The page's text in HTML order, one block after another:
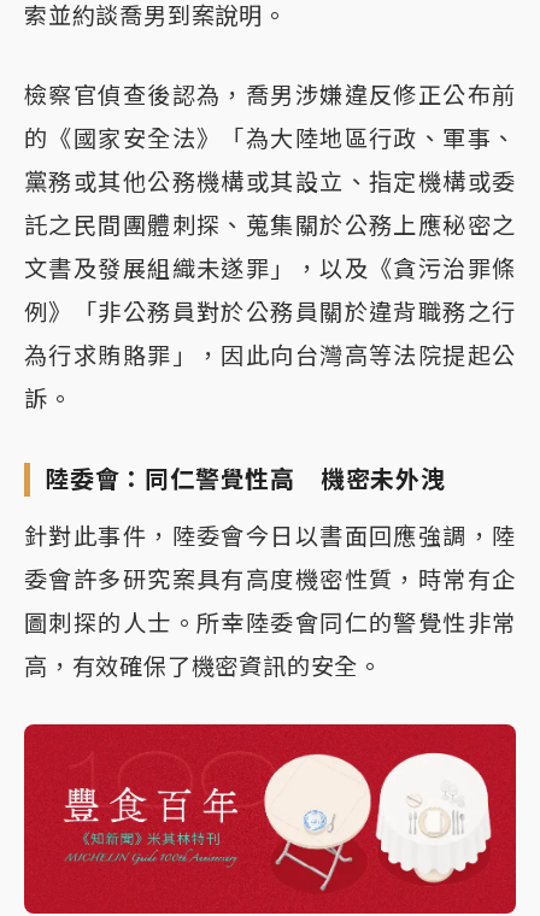
索並約談喬男到案說明。
檢察官偵查後認為，喬男涉嫌違反修正公布前
的《國家安全法》「為大陸地區行政、軍事、
黨務或其他公務機構或其設立、指定機構或委
託之民間團體刺探、蒐集關於公務上應秘密之
文書及發展組織未遂罪」，以及《貪污治罪條
例》「非公務員對於公務員關於違背職務之行
為行求賄賂罪」，因此向台灣高等法院提起公
訴。
陸委會：同仁警覺性高 機密未外洩
針對此事件，陸委會今日以書面回應強調，陸
委會許多研究案具有高度機密性質，時常有企
圖刺探的人士。所幸陸委會同仁的警覺性非常
高，有效確保了機密資訊的安全。